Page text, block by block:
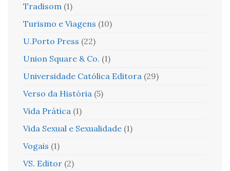
Tradisom (1)
Turismo e Viagens (10)
U.Porto Press (22)
Union Square & Co. (1)
Universidade Católica Editora (29)
Verso da História (5)
Vida Prática (1)
Vida Sexual e Sexualidade (1)
Vogais (1)
VS. Editor (2)